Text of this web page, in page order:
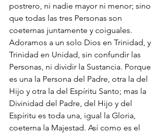
postrero, ni nadie mayor ni menor; sino
que todas las tres Personas son
coeternas juntamente y coiguales.
Adoramos a un solo Dios en Trinidad, y
Trinidad en Unidad, sin confundir las
Personas, ni dividir la Sustancia. Porque
es una la Persona del Padre, otra la del
Hijo y otra la del Espíritu Santo; mas la
Divinidad del Padre, del Hijo y del
Espíritu es toda una, igual la Gloria,
coeterna la Majestad. Así como es el